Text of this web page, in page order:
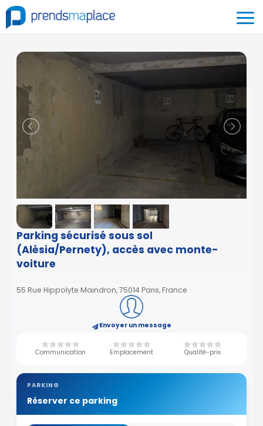
Parking sécurisé sous sol
(Alésia/Pernety), accès avec monte-
voiture
55 Rue Hippolyte Maindron, 75014 Paris, France
Envoyer un message
Communication Emplacement Qualité-prix
PARKING
Réserver ce parking